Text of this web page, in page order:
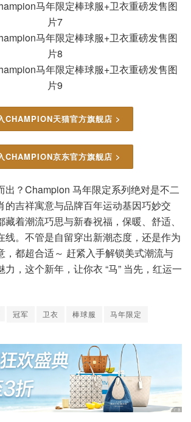
CHAMPION天猫官方旗舰店 >
CHAMPION京东官方旗舰店 >
出？Champion 马年限定系列绝对是不二
的吉祥寓意与品牌百年运动基因巧妙交
着潮流巧思与新春祝福，保暖、舒适、
线。不管是自留穿出新潮态度，还是作为
，都超合适～ 赶紧入手解锁美式潮流与
力，这个新年，让你衣 “马” 当先，红运一
冠军 卫衣 棒球服 马年限定